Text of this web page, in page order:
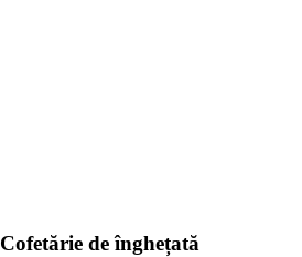
Cofetărie de înghețată